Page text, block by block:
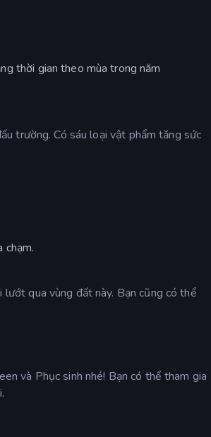
thời gian theo mùa trong năm
trường. Có sáu loại vật phẩm tăng sức
chạm.
qua vùng đất này. Bạn cũng có thể
và Phục sinh nhé! Bạn có thể tham gia